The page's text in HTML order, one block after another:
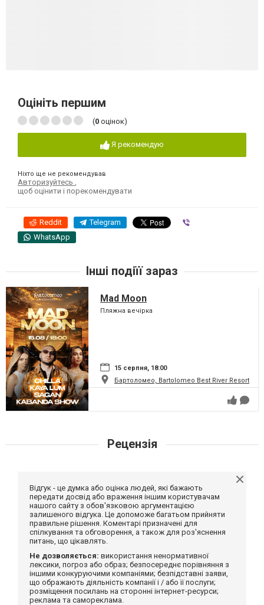
Оцініть першим
(0 оцінок)
Я рекомендую
Ніхто ще не рекомендував
Авторизуйтесь
щоб оцінити і порекомендувати
Reddit Telegram
WhatsApp
Інші подіїї зараз
Mad Moon
Пляжна вечірка
15 серпня, 18:00
Бартоломео, Bartolomeo Best River Resort
Рецензія
Відгук - це думка або оцінка людей, які бажають
передати досвід або враження іншим користувачам
нашого сайту з обов'язковою аргументацією
залишеного відгука. Це допоможе багатьом прийняти
правильне рішення. Коментарі призначені для
спілкування та обговорення, а також для роз'яснення
питань, що цікавлять.
Не дозволяється: використання ненормативної
лексики, погроз або образ; безпосереднє порівняння з
іншими конкуруючими компаніями; безпідставні заяви,
що ображають діяльність компанії і / або її послуги;
розміщення посилань на сторонні інтернет-ресурси;
реклама та самореклама.